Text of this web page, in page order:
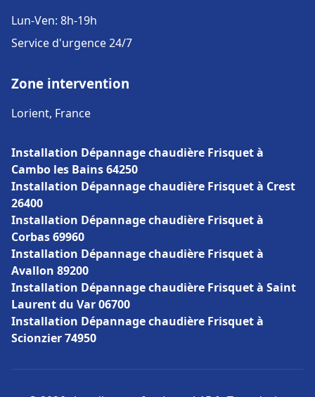
Lun-Ven: 8h-19h
Service d'urgence 24/7
Zone intervention
Lorient, France
Installation Dépannage chaudière Frisquet à
Cambo les Bains 64250
Installation Dépannage chaudière Frisquet à Crest
26400
Installation Dépannage chaudière Frisquet à
Corbas 69960
Installation Dépannage chaudière Frisquet à
Avallon 89200
Installation Dépannage chaudière Frisquet à Saint
Laurent du Var 06700
Installation Dépannage chaudière Frisquet à
Scionzier 74950